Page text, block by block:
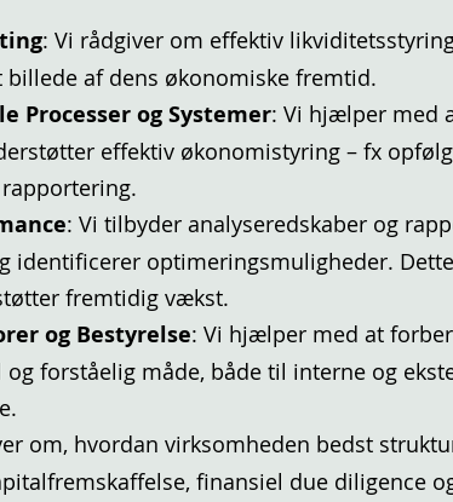
: Vi rådgiver om effektiv
af dens økonomiske fremtid.
Processer og Systemer: Vi hjælper med
effektiv økonomistyring – fx
: Vi tilbyder analyseredskaber og
identificerer optimeringsmuligheder.
fremtidig vækst.
og Bestyrelse: Vi hjælper med at
forståelig måde, både til interne og
om, hvordan virksomheden bedst
finansiel due diligence